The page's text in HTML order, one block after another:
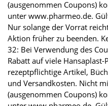
(ausgenommen Coupons)
unter www.pharmeo.de.
Nur solange der Vorrat
Aktion früher zu beenden.
32: Bei Verwendung des
Rabatt auf viele
rezeptpflichtige Artikel,
und Versandkosten. Nicht
(ausgenommen Coupons)